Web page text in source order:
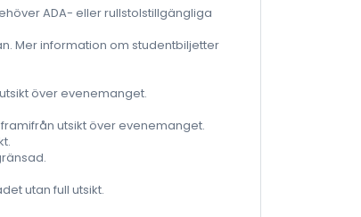
ADA- eller rullstolstillgängliga
Mer information om studentbiljetter
över evenemanget.
utsikt över evenemanget.
utan full utsikt.